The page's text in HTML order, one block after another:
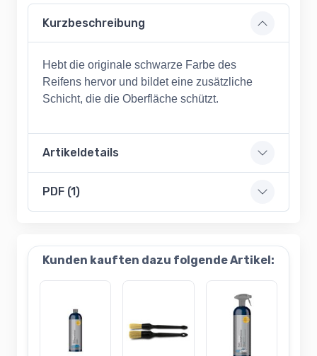
Kurzbeschreibung
Hebt die originale schwarze Farbe des
Reifens hervor und bildet eine zusätzliche
Schicht, die die Oberfläche schützt.
Artikeldetails
PDF (1)
Kunden kauften dazu folgende Artikel: